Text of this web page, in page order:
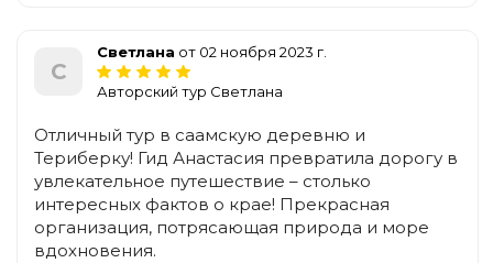
С
Светлана от 02 ноября 2023 г.
Авторский тур Светлана
Отличный тур в саамскую деревню и
Териберку! Гид Анастасия превратила дорогу в
увлекательное путешествие – столько
интересных фактов о крае! Прекрасная
организация, потрясающая природа и море
вдохновения.